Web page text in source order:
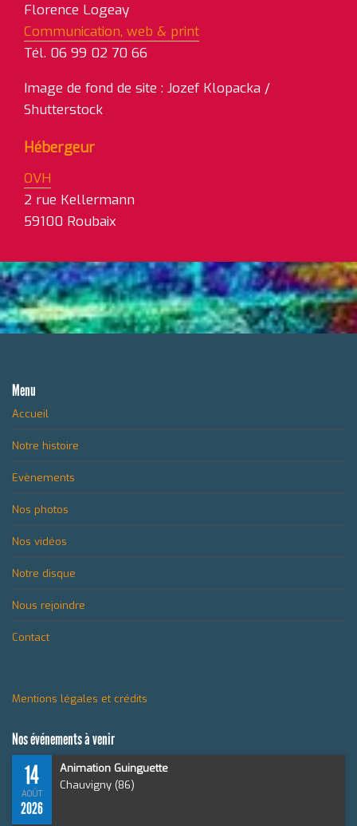
Florence Logeay
Communication, web & print
Tél. 06 99 02 70 66
Image de fond de site : Jozef Klopacka /
Shutterstock
Hébergeur
OVH
2 rue Kellermann
59100 Roubaix
Menu
Accueil
Notre histoire
Evènements
Nos photos
Nos vidéos
Notre disque
Nous rejoindre
Contact
Mentions légales et crédits
Nos événements à venir
14
AOÛT
2026
Animation Guinguette
Chauvigny (86)